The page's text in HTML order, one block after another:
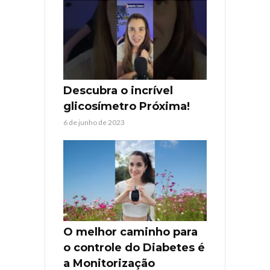
Descubra o incrível
glicosímetro Próxima!
6 de junho de 2023
O melhor caminho para
o controle do Diabetes é
a Monitorização